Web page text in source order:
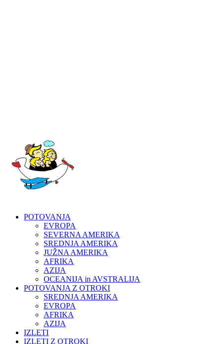
POTOVANJA
EVROPA
SEVERNA AMERIKA
SREDNJA AMERIKA
JUŽNA AMERIKA
AFRIKA
AZIJA
OCEANIJA in AVSTRALIJA
POTOVANJA Z OTROKI
SREDNJA AMERIKA
EVROPA
AFRIKA
AZIJA
IZLETI
IZLETI Z OTROKI